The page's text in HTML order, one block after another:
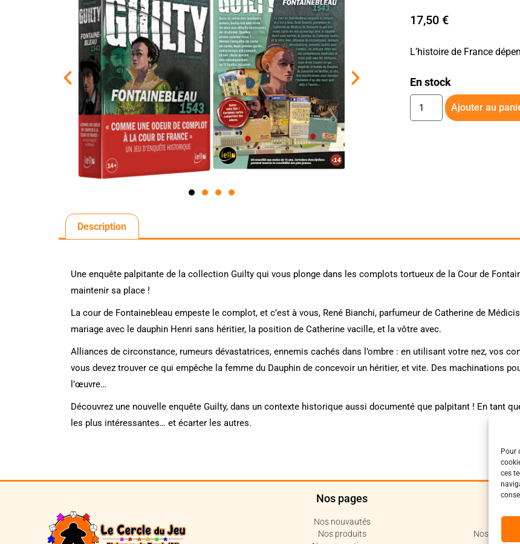
Pour
ces
17,50 €
L’histoire de France
En stock
Ajouter au
Description
Une enquête palpitante de la collection Guilty qui vous plonge dans les complots tortueux de la Cour de
maintenir sa place !
La cour de Fontainebleau empeste le complot, et c’est à vous, René Bianchi, parfumeur de Catherine de
mariage avec le dauphin Henri sans héritier, la position de Catherine vacille, et la vôtre avec.
Alliances de circonstance, rumeurs dévastatrices, ennemis cachés dans l’ombre : en utilisant votre nez, vos
vous devez trouver ce qui empêche la femme du Dauphin de concevoir un héritier, et vite. Des machinations
l’œuvre…
Découvrez une nouvelle enquête Guilty, dans un contexte historique aussi documenté que palpitant ! En tant
les plus intéressantes… et écarter les autres.
Nos pages
Nos nouvautés
Nos produits
Nos